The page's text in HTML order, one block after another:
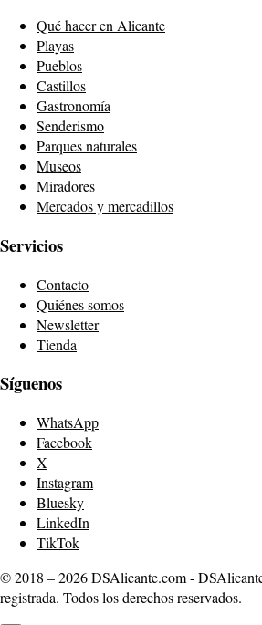
Qué hacer en Alicante
Playas
Pueblos
Castillos
Gastronomía
Senderismo
Parques naturales
Museos
Miradores
Mercados y mercadillos
Servicios
Contacto
Quiénes somos
Newsletter
Tienda
Síguenos
WhatsApp
Facebook
X
Instagram
Bluesky
LinkedIn
TikTok
© 2018 – 2026 DSAlicante.com -
registrada. Todos los derechos reservados.